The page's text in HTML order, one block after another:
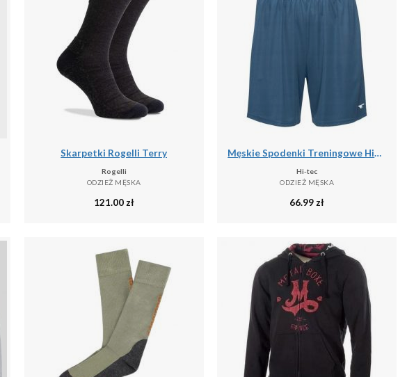
Skarpetki Rogelli Terry
Rogelli
ODZIEŻ MĘSKA
121.00 zł
Męskie Spodenki Treningowe Hisam
Hi-tec
ODZIEŻ MĘSKA
66.99 zł